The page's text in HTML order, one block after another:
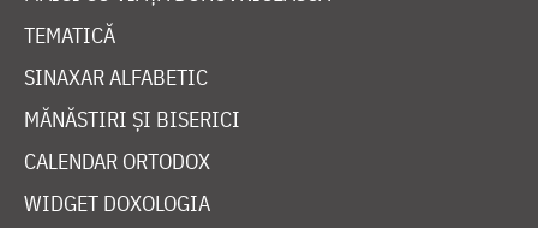
TEMATICĂ
SINAXAR ALFABETIC
MĂNĂSTIRI ȘI BISERICI
CALENDAR ORTODOX
WIDGET DOXOLOGIA